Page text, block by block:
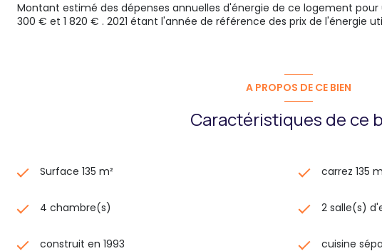
Montant estimé des dépenses annuelles d'énergie de ce logement
300 € et 1 820 € . 2021 étant l'année de référence des prix de l'énergie
A PROPOS DE CE BIEN
Caractéristiques de ce
Surface 135 m² carrez 135
4 chambre(s) 2 salle(s)
construit en 1993 cuisine